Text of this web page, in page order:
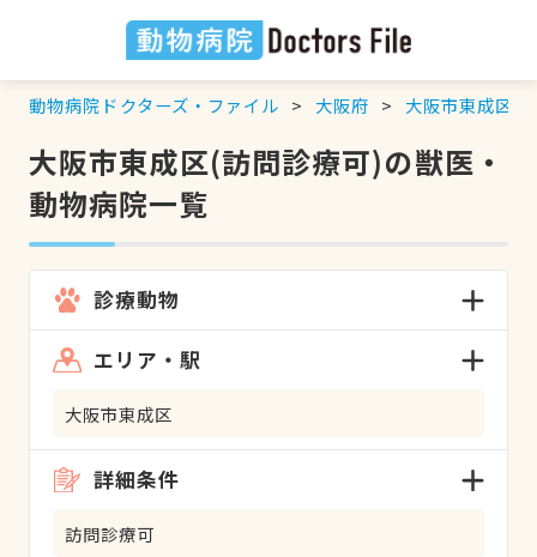
動物病院ドクターズ・ファイル 大阪府 大阪市東成区
大阪市東成区(訪問診療可)の獣医・
動物病院一覧
診療動物
エリア・駅
大阪市東成区
詳細条件
訪問診療可